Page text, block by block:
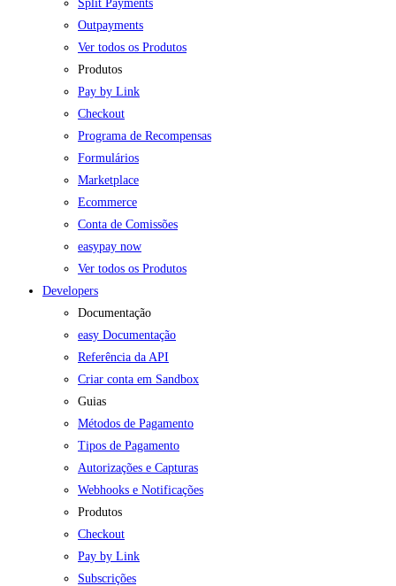
Split Payments
Outpayments
Ver todos os Produtos
Produtos
Pay by Link
Checkout
Programa de Recompensas
Formulários
Marketplace
Ecommerce
Conta de Comissões
easypay now
Ver todos os Produtos
Developers
Documentação
easy Documentação
Referência da API
Criar conta em Sandbox
Guias
Métodos de Pagamento
Tipos de Pagamento
Autorizações e Capturas
Webhooks e Notificações
Produtos
Checkout
Pay by Link
Subscrições